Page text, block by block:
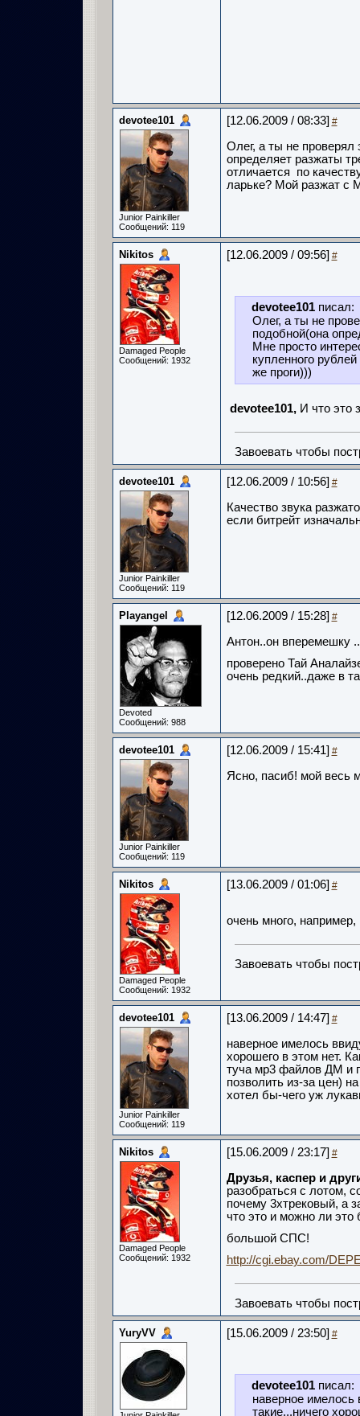
devotee101
Junior Painkiller
Сообщений: 119
[12.06.2009 / 08:33] #
Олег, а ты не проверял
определяет разжаты
отличается по
ларьке? Мой разжат с
Nikitos
Damaged People
Сообщений: 1932
[12.06.2009 / 09:56] #
devotee101писал:
Олег, а ты не
подобной(она
Мне просто
купленного
же проги)))
devotee101, И что это
Завоевать чтобы
devotee101
Junior Painkiller
Сообщений: 119
[12.06.2009 / 10:56] #
Качество звука
если битрейт
Playangel
Devoted
Сообщений: 988
[12.06.2009 / 15:28] #
Антон..он вперемешку
проверено Тай
очень редкий..даже в
devotee101
Junior Painkiller
Сообщений: 119
[12.06.2009 / 15:41] #
Ясно, пасиб! мой весь
Nikitos
Damaged People
Сообщений: 1932
[13.06.2009 / 01:06] #
очень много,
Завоевать чтобы
devotee101
Junior Painkiller
Сообщений: 119
[13.06.2009 / 14:47] #
наверное имелось
хорошего в этом нет.
туча мр3 файлов ДМ и
позволить из-за цен)
хотел бы-чего уж
Nikitos
Damaged People
Сообщений: 1932
[15.06.2009 / 23:17] #
Друзья, каспер и
разобраться с лотом,
почему 3хтрековый, а
что это и можно ли это
большой СПС!
http://cgi.ebay.com/
Завоевать чтобы
YuryVV [15.06.2009 / 23:50] #
devotee101писал:
наверное имелось
такие...ничего